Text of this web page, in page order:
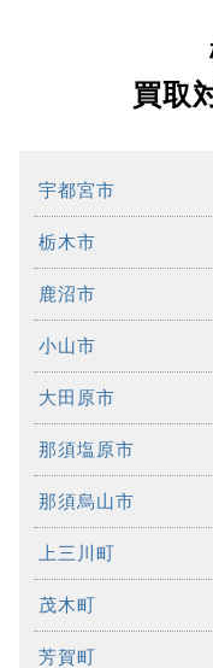
買取
宇都宮市
栃木市
鹿沼市
小山市
大田原市
那須塩原市
那須烏山市
上三川町
茂木町
芳賀町